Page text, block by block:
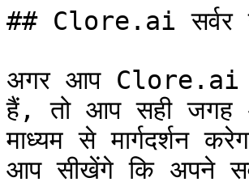
## Clore.ai सर्वर
अगर आप Clore.ai
हैं, तो आप सही जगह
माध्यम से मार्गदर्शन
आप सीखेंगे कि अपने